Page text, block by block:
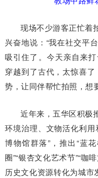
现场不少游客正忙着
兴奋地说：“我在社交平
吸引住了。今天亲自来
穿越到了古代，太惊喜
势，让同伴帮忙拍照，想
近年来，五华区积极
环境治理、文物活化利
博物馆群落”，推出“蓝
圈”“银杏文化艺术节”“咖
历史文化资源转化为城市